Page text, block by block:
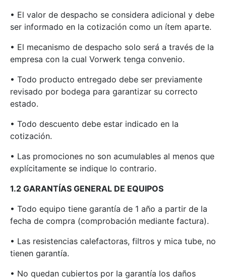
• El valor de despacho se considera adicional y debe
ser informado en la cotización como un ítem aparte.
• El mecanismo de despacho solo será a través de la
empresa con la cual Vorwerk tenga convenio.
• Todo producto entregado debe ser previamente
revisado por bodega para garantizar su correcto
estado.
• Todo descuento debe estar indicado en la
cotización.
• Las promociones no son acumulables al menos que
explícitamente se indique lo contrario.
1.2 GARANTÍAS GENERAL DE EQUIPOS
• Todo equipo tiene garantía de 1 año a partir de la
fecha de compra (comprobación mediante factura).
• Las resistencias calefactoras, filtros y mica tube, no
tienen garantía.
• No quedan cubiertos por la garantía los daños